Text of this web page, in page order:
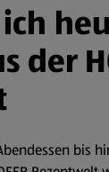
der
bis